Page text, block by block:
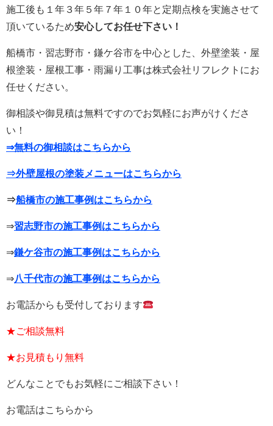
施工後も１年３年５年７年１０年と定期点検を実施させて
頂いているため安心してお任せ下さい！
船橋市・習志野市・鎌ケ谷市を中心とした、外壁塗装・屋
根塗装・屋根工事・雨漏り工事は株式会社リフレクトにお
任せください。
御相談や御見積は無料ですのでお気軽にお声がけくださ
い！
⇒無料の御相談はこちらから
⇒外壁屋根の塗装メニューはこちらから
⇒船橋市の施工事例はこちらから
⇒習志野市の施工事例はこちらから
⇒鎌ケ谷市の施工事例はこちらから
⇒八千代市の施工事例はこちらから
お電話からも受付しております
★ご相談無料
★お見積もり無料
どんなことでもお気軽にご相談下さい！
お電話はこちらから